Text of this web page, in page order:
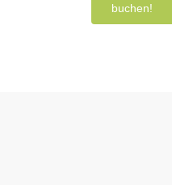
buchen!